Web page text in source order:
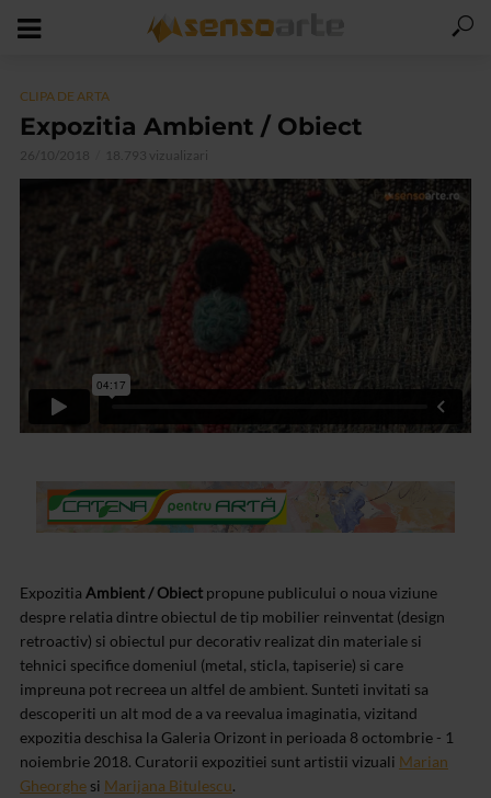
CLIPA DE ARTA
Expozitia Ambient / Obiect
26/10/2018 18.793 vizualizari
Expozitia Ambient / Obiect propune publicului o noua viziune
despre relatia dintre obiectul de tip mobilier reinventat (design
retroactiv) si obiectul pur decorativ realizat din materiale si
tehnici specifice domeniul (metal, sticla, tapiserie) si care
impreuna pot recreea un altfel de ambient. Sunteti invitati sa
descoperiti un alt mod de a va reevalua imaginatia, vizitand
expozitia deschisa la Galeria Orizont in perioada 8 octombrie - 1
noiembrie 2018. Curatorii expozitiei sunt artistii vizuali Marian
Gheorghe si Marijana Bitulescu.